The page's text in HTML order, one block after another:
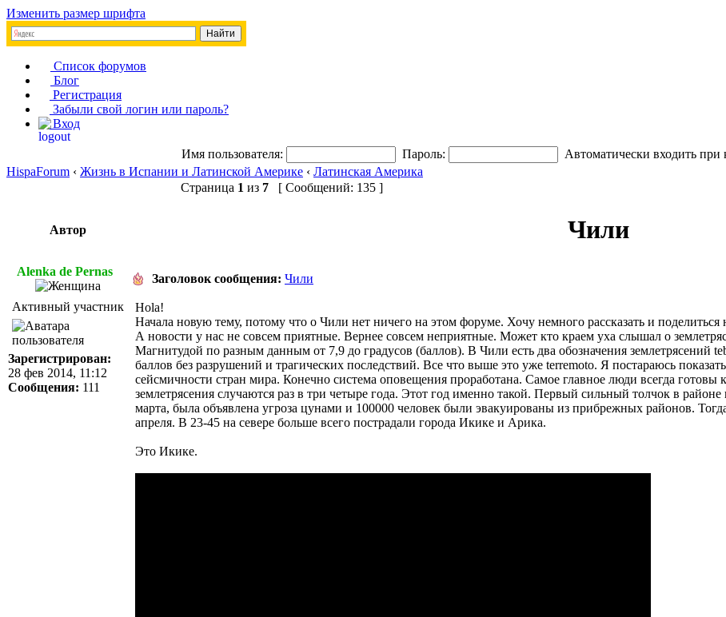
Изменить размер шрифта
Список форумов
Блог
Регистрация
Забыли свой логин или пароль?
Вход
Имя пользователя: Пароль:
Автоматически входить
HispaForum ‹ Жизнь в Испании и Латинской Америке ‹ Латинская Америка
Страница 1 из 7 [ Сообщений: 135 ]
Автор Чили
Alenka de Pernas
Заголовок сообщения: Чили
Активный участник
Зарегистрирован:
28 фев 2014, 11:12
Сообщения: 111
Hola!
Начала новую тему, потому что о Чили нет ничего на этом форуме. Хочу немного рассказать и поделиться
А новости у нас не совсем приятные. Вернее совсем неприятные. Может кто краем уха слышал о
Магнитудой по разным данным от 7,9 до градусов (баллов). В Чили есть два обозначения землетрясений
баллов без разрушений и трагических последствий. Все что выше это уже terremoto. Я постараюсь
сейсмичности стран мира. Конечно система оповещения проработана. Самое главное люди всегда
землетрясения случаются раз в три четыре года. Этот год именно такой. Первый сильный толчок в
марта, была объявлена угроза цунами и 100000 человек были эвакуированы из прибрежных районов.
апреля. В 23-45 на севере больше всего пострадали города Икике и Арика.
Это Икике.